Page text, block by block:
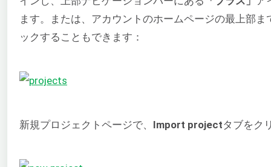
ます。または、アカウントのホームページの最上部
ックすることもできます：
新規プロジェクトページで、 Import projectタブをク